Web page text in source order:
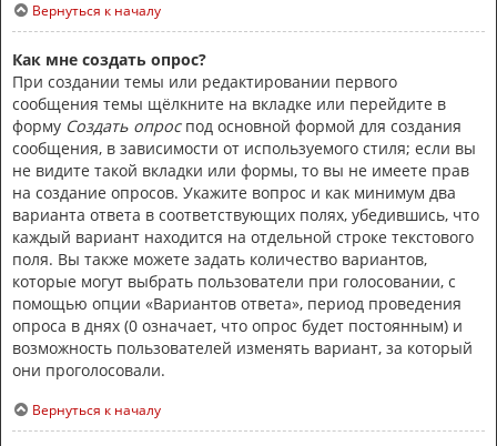
Вернуться к началу
Как мне создать опрос?
При создании темы или редактировании первого
сообщения темы щёлкните на вкладке или перейдите в
форму Создать опроспод основной формой для создания
сообщения, в зависимости от используемого стиля; если вы
не видите такой вкладки или формы, то вы не имеете прав
на создание опросов. Укажите вопрос и как минимум два
варианта ответа в соответствующих полях, убедившись, что
каждый вариант находится на отдельной строке текстового
поля. Вы также можете задать количество вариантов,
которые могут выбрать пользователи при голосовании, с
помощью опции «Вариантов ответа», период проведения
опроса в днях (0 означает, что опрос будет постоянным) и
возможность пользователей изменять вариант, за который
они проголосовали.
Вернуться к началу